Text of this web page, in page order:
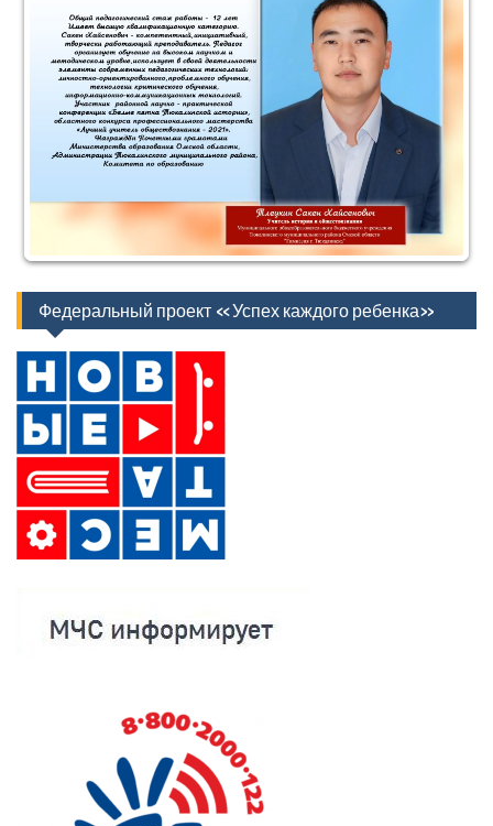
Федеральный проект «Успех каждого ребенка»